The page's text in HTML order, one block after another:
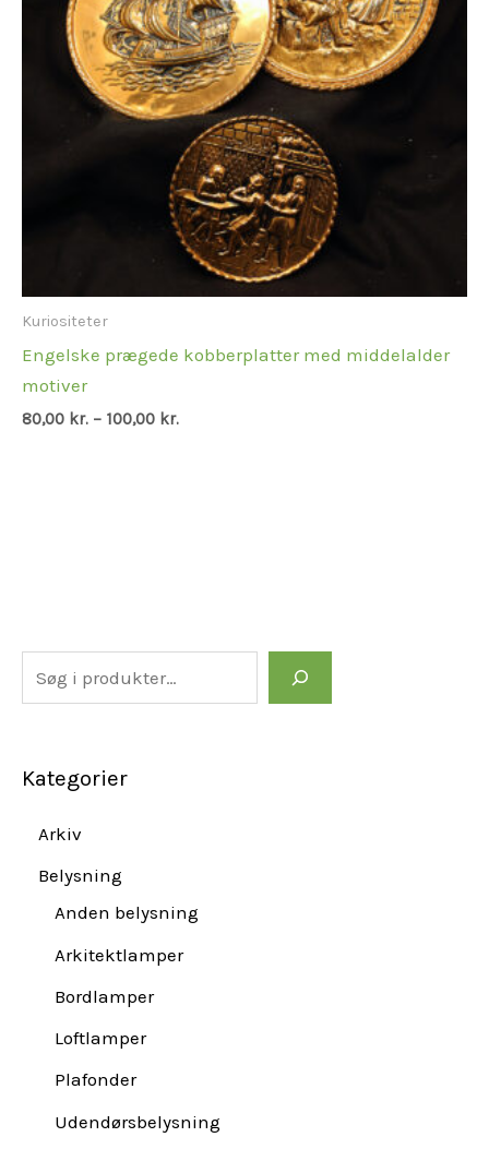
Kategorier
Arkiv
Belysning
Anden belysning
Arkitektlamper
Bordlamper
Loftlamper
Plafonder
Udendørsbelysning
Kuriositeter
Engelske prægede kobberplatter med middelalder
motiver
80,00 kr. – 100,00 kr.